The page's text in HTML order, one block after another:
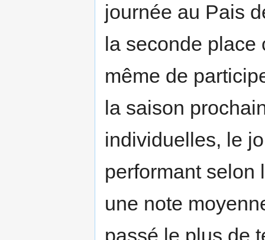
journée au Pais
la seconde place
même de
la saison
individuelles, le
performant selon
une note
passé le plus de